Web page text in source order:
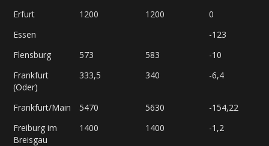
Erfurt
1200 1200
0
Essen
-123
Flensburg
573 583
-10
Frankfurt
(Oder)
333,5 340 -6,4
Frankfurt/Main 5470 5630
-154,22
Freiburg im
Breisgau
1400 1400 -1,2